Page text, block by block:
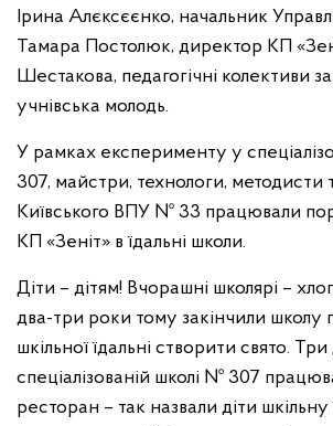
Ірина Алєксєєнко, начальник
Тамара Постолюк, директор КП
Шестакова, педагогічні колективи
учнівська молодь.
У рамках експерименту у
307, майстри, технологи, методисти
Київського ВПУ № 33 працювали
КП «Зеніт» в їдальні школи.
Діти – дітям! Вчорашні школярі –
два-три роки тому закінчили школу
шкільної їдальні створити свято. Три
спеціалізованій школі № 307
ресторан – так назвали діти шкільну